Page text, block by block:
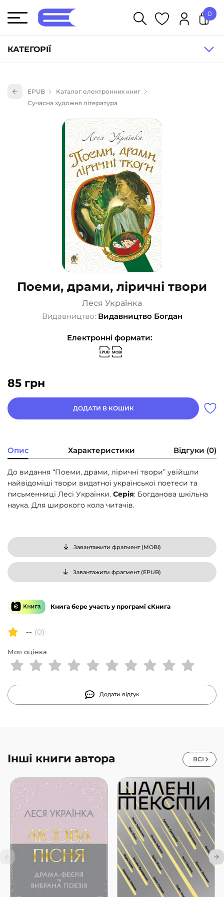
КАТЕГОРІЇ
Книги для дітей (836)
Науково-популярна література (1015)
Навчальна література та посібники (527)
Енциклопедії, довідники, словники (55)
Подарункові сертифікати (1)
0
EPUB
Каталог електронних книг
Сучасна художня література
Поеми, драми, ліричні твори
Леся Українка
Видавництво: Видавництво Богдан
Електронні формати:
85 грн
ДОДАТИ В КОШИК
Опис Характеристики Відгуки (0)
До видання “Поеми, драми, ліричні твори” увійшли
найвідоміші твори видатної української поетеси та
письменниці Лесі Українки. Серія: Богданова шкільна
наука. Для широкого кола читачів.
Завантажити фрагмент (MOBI)
Завантажити фрагмент (EPUB)
Книга бере участь у програмі єКнига
-- (0)
Моя оцінка
Додати відгук
Інші книги автора ВСІ